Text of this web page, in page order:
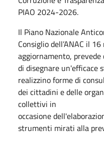
PIAO 2024-2026.
Il Piano Nazionale
Consiglio dell’ANAC il
aggiornamento,
di disegnare un'efficace
realizzino forme di
dei cittadini e delle
collettivi in
occasione
strumenti mirati alla